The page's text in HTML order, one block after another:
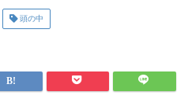
頭の中